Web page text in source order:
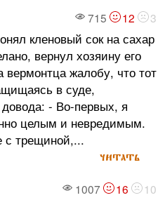
715 12 3
кленовый сок на сахар
вернул хозяину его
вермонтца жалобу, что тот
в суде,
- Во-первых, я
целым и невредимым.
с трещиной,...
читать
1007 16 10